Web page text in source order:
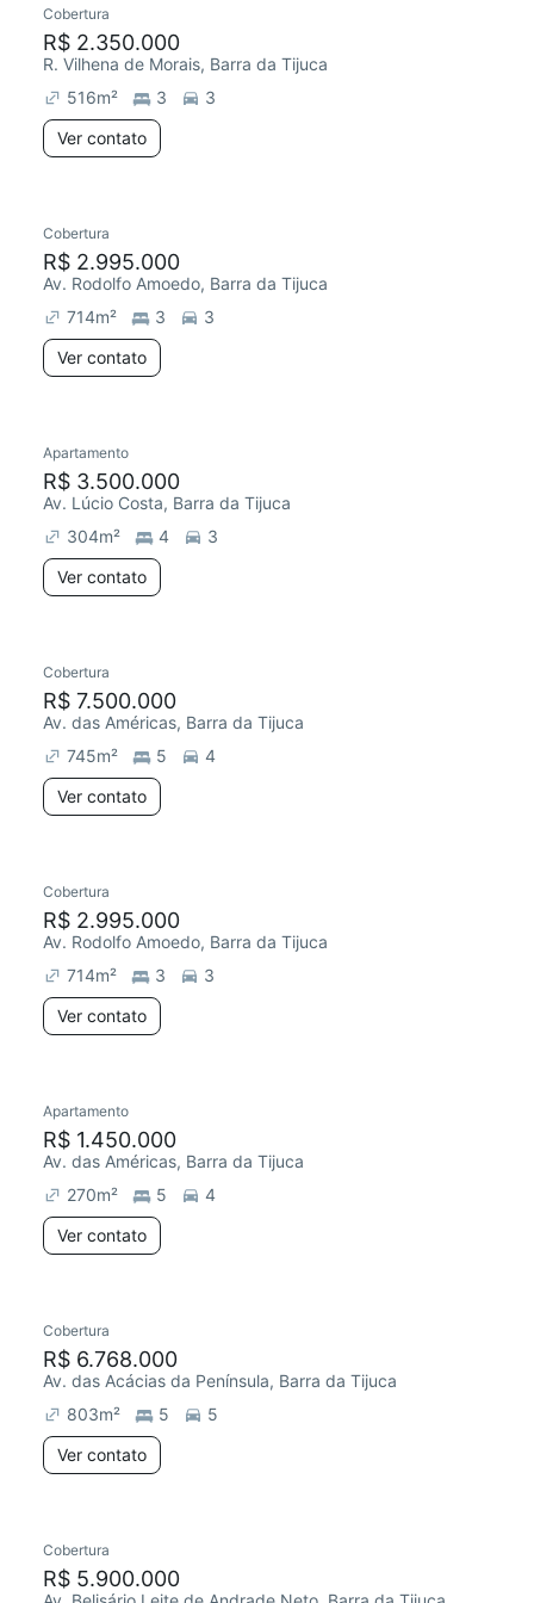
Cobertura
R$ 2.350.000
R. Vilhena de Morais, Barra da Tijuca
516m² 3
3
Ver contato
Cobertura
R$ 2.995.000
Av. Rodolfo Amoedo, Barra da Tijuca
714m² 3
3
Ver contato
Redecorar
Apartamento
R$ 3.500.000
Av. Lúcio Costa, Barra da Tijuca
304m² 4
3
Ver contato
Cobertura
R$ 7.500.000
Av. das Américas, Barra da Tijuca
745m² 5
4
Ver contato
Redecorar
Cobertura
R$ 2.995.000
Av. Rodolfo Amoedo, Barra da Tijuca
714m² 3
3
Ver contato
Redecorar
Apartamento
R$ 1.450.000
Av. das Américas, Barra da Tijuca
270m² 5
4
Ver contato
Cobertura
R$ 6.768.000
Av. das Acácias da Península, Barra da Tijuca
803m² 5
5
Ver contato
Cobertura
R$ 5.900.000